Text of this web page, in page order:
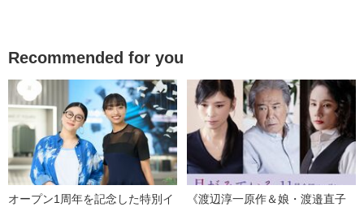
Recommended for you
オープン1周年を記念した特別イ
《渡辺淳一原作＆娘・渡邉直子